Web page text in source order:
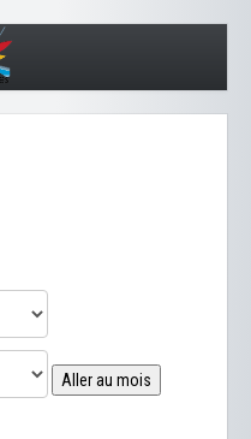
Aller au mois